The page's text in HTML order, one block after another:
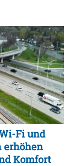
Fi und
erhöhen
Komfort